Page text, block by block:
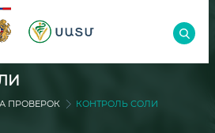
ПРОВЕРОК КОНТРОЛЬ СОЛИ